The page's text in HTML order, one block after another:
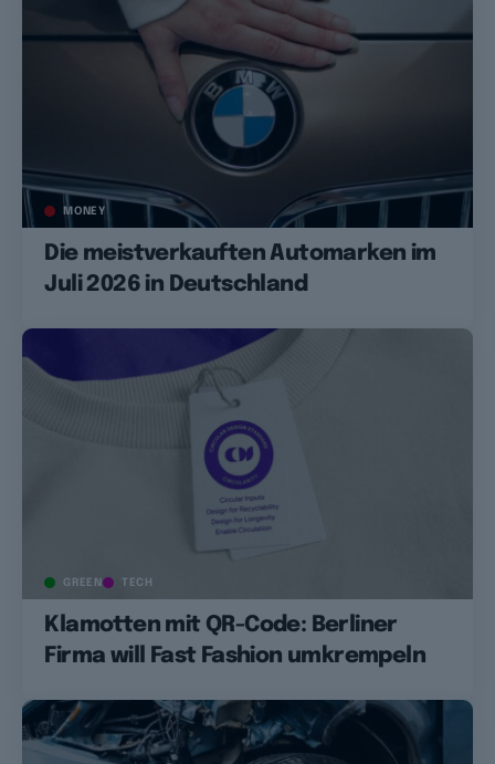
MONEY
Die meistverkauften Automarken im
Juli 2026 in Deutschland
GREEN TECH
Klamotten mit QR-Code: Berliner
Firma will Fast Fashion umkrempeln